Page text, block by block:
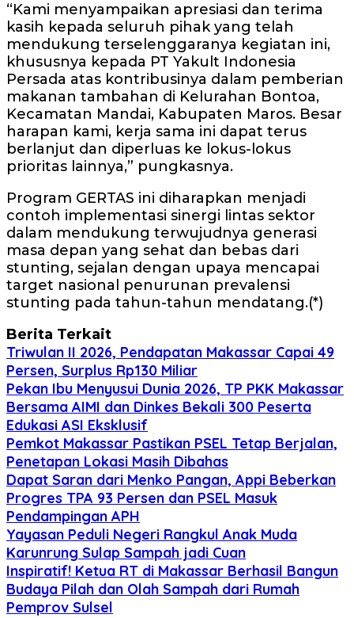
“Kami menyampaikan apresiasi dan terima
kasih kepada seluruh pihak yang telah
mendukung terselenggaranya kegiatan ini,
khususnya kepada PT Yakult Indonesia
Persada atas kontribusinya dalam pemberian
makanan tambahan di Kelurahan Bontoa,
Kecamatan Mandai, Kabupaten Maros. Besar
harapan kami, kerja sama ini dapat terus
berlanjut dan diperluas ke lokus-lokus
prioritas lainnya,” pungkasnya.
Program GERTAS ini diharapkan menjadi
contoh implementasi sinergi lintas sektor
dalam mendukung terwujudnya generasi
masa depan yang sehat dan bebas dari
stunting, sejalan dengan upaya mencapai
target nasional penurunan prevalensi
stunting pada tahun-tahun mendatang.(*)
Berita Terkait
Triwulan II 2026, Pendapatan Makassar Capai 49
Persen, Surplus Rp130 Miliar
Pekan Ibu Menyusui Dunia 2026, TP PKK Makassar
Bersama AIMI dan Dinkes Bekali 300 Peserta
Edukasi ASI Eksklusif
Pemkot Makassar Pastikan PSEL Tetap Berjalan,
Penetapan Lokasi Masih Dibahas
Dapat Saran dari Menko Pangan, Appi Beberkan
Progres TPA 93 Persen dan PSEL Masuk
Pendampingan APH
Yayasan Peduli Negeri Rangkul Anak Muda
Karunrung Sulap Sampah jadi Cuan
Inspiratif! Ketua RT di Makassar Berhasil Bangun
Budaya Pilah dan Olah Sampah dari Rumah
Pemprov Sulsel